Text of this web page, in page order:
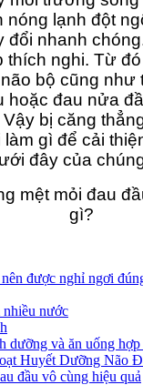
nóng lạnh đột
đổi nhanh
thích nghi. Từ
bộ cũng như
hoặc đau nửa
bị căng
gì để cải
đây của
được nghỉ ngơi
nhiều nước
dưỡng và ăn uống
Huyết Dưỡng Não
đầu vô cùng hiệu quả